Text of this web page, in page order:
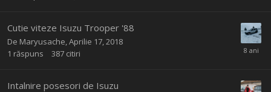
Cutie viteze Isuzu Trooper '88
De Maryusache Aprilie 17, 2018
1 răspuns 387 citiri
Intalnire posesori de Isuzu